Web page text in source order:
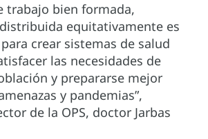
trabajo bien formada,
equitativamente es
crear sistemas de salud
las necesidades de
y prepararse mejor
y pandemias”,
de la OPS, doctor Jarbas